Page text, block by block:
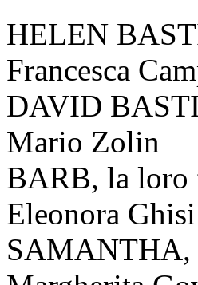
HELEN
Francesca
DAVID
Mario Zolin
BARB, la
Eleonora Ghisi